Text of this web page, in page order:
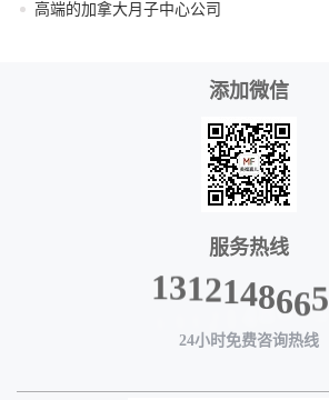
高端的加拿大月子中心公司
添加微信
服务热线
1312148665
24小时免费咨询热线